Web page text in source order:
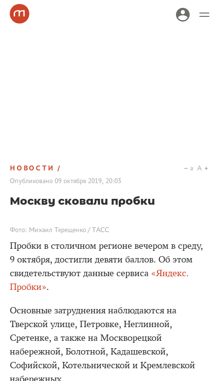
НОВОСТИ
Опубликовано 09 октября 2019, 20:03
a A
Москву сковали пробки
Фото: Михаил Терещенко / ТАСС
Пробки в столичном регионе вечером в среду,
9 октября, достигли девяти баллов. Об этом
свидетельствуют данные сервиса «Яндекс.
Пробки».
Основные затруднения наблюдаются на
Тверской улице, Петровке, Неглинной,
Сретенке, а также на Москворецкой
набережной, Болотной, Кадашевской,
Софийской, Котельнической и Кремлевской